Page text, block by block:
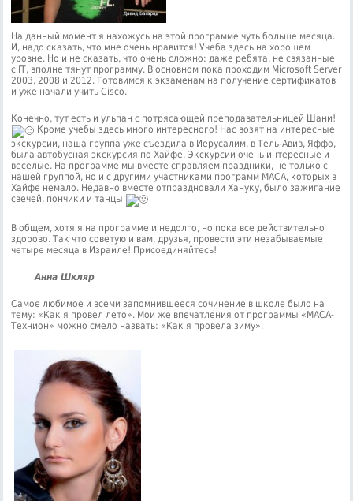
На данный момент я нахожусь на этой программе чуть больше месяца.
И, надо сказать, что мне очень нравится! Учеба здесь на хорошем
уровне. Но и не сказать, что очень сложно: даже ребята, не связанные
с IT, вполне тянут программу. В основном пока проходим Microsoft Server
2003, 2008 и 2012. Готовимся к экзаменам на получение сертификатов
и уже начали учить Cisco.
Конечно, тут есть и ульпан с потрясающей преподавательницей Шани!
Кроме учебы здесь много интересного! Нас возят на интересные
экскурсии, наша группа уже съездила в Иерусалим, в Тель-Авив, Яффо,
была автобусная экскурсия по Хайфе. Экскурсии очень интересные и
веселые. На программе мы вместе справляем праздники, не только с
нашей группой, но и с другими участниками программ МАСА, которых в
Хайфе немало. Недавно вместе отпраздновали Хануку, было зажигание
свечей, пончики и танцы
В общем, хотя я на программе и недолго, но пока все действительно
здорово. Так что советую и вам, друзья, провести эти незабываемые
четыре месяца в Израиле! Присоединяйтесь!
Анна Шкляр
Самое любимое и всеми запомнившееся сочинение в школе было на
тему: «Как я провел лето». Мои же впечатления от программы «МАСА-
Технион» можно смело назвать: «Как я провела зиму».